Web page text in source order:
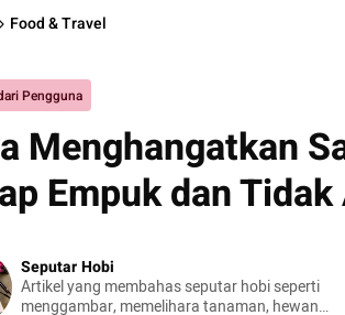
Food & Travel
Pengguna
Menghangatkan
Empuk dan
Seputar Hobi
Artikel yang membahas seputar hobi seperti
menggambar, memelihara tanaman, hewan